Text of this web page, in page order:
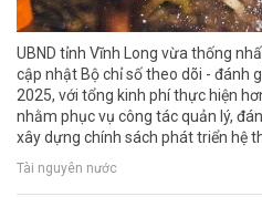
UBND tỉnh Vĩnh Long vừa thống
cập nhật Bộ chỉ số theo dõi - đánh
2025, với tổng kinh phí thực hiện
nhằm phục vụ công tác quản lý,
xây dựng chính sách phát triển hệ
Tài nguyên nước